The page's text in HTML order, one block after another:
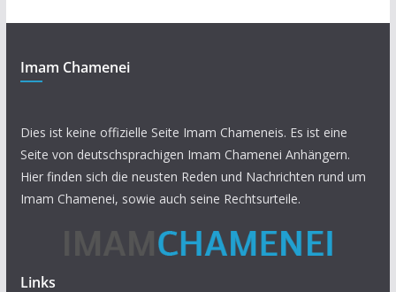
Imam Chamenei
Dies ist keine offizielle Seite Imam Chameneis. Es ist eine
Seite von deutschsprachigen Imam Chamenei Anhängern.
Hier finden sich die neusten Reden und Nachrichten rund um
Imam Chamenei, sowie auch seine Rechtsurteile.
Links